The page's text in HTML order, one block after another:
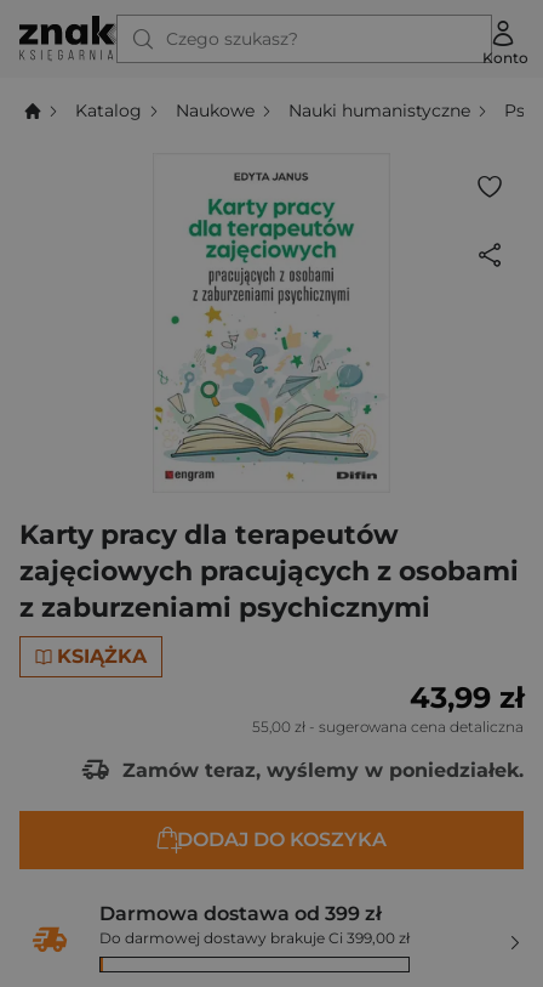
Czego szukasz?
Konto
Katalog Naukowe Nauki humanistyczne
Karty pracy dla terapeutów
zajęciowych pracujących z osobami
z zaburzeniami psychicznymi
KSIĄŻKA
43,99 zł
55,00 zł - sugerowana cena detaliczna
Zamów teraz, wyślemy w poniedziałek.
DODAJ DO KOSZYKA
Darmowa dostawa od 399 zł
Do darmowej dostawy brakuje Ci 399,00 zł